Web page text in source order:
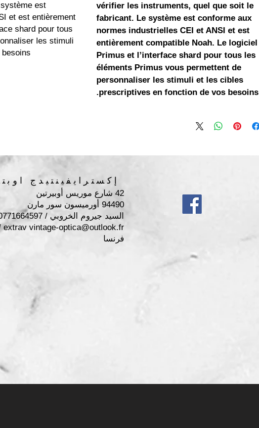
est
et est entièrement
shard pour tous
les stimuli
vérifier les instruments, quel que soit le
fabricant. Le système est conforme aux
normes industrielles CEI et ANSI et est
entièrement compatible Noah. Le logiciel
Primus et l’interface shard pour tous les
éléments Primus vous permettent de
personnaliser les stimuli et les cibles
prescriptives en fonction de vos besoins.
إكسترايفينتيدج
42 شارع موريس أوبيرتين
94490 أورميسون سور مارن
السيد جيروم الخروبي / 0771664597
extrav vintage-optica@outlook.fr
فرنسا